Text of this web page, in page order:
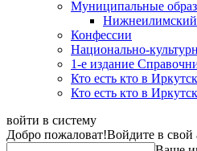
Муниципальные
Нижнеилимский
Конфессии
Национально-
1-е издание
Кто есть кто в
Кто есть кто в
войти в систему
Добро пожаловат!Войдите в свой